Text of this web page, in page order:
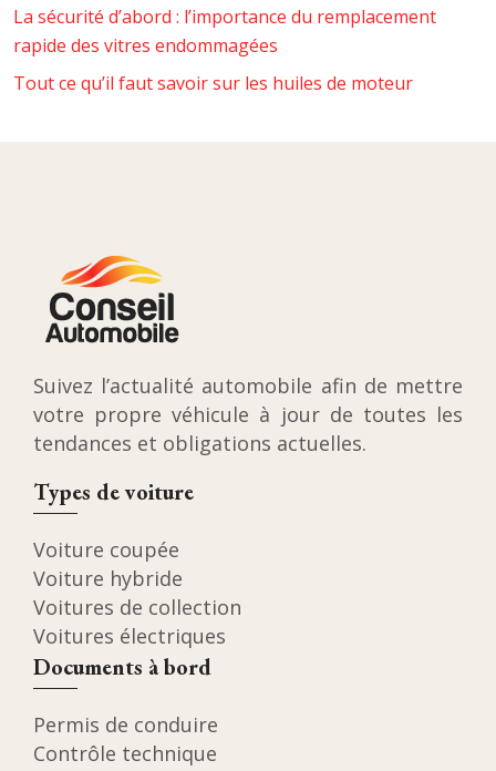
La sécurité d’abord : l’importance du remplacement
rapide des vitres endommagées
Tout ce qu’il faut savoir sur les huiles de moteur
Suivez l’actualité automobile afin de mettre
votre propre véhicule à jour de toutes les
tendances et obligations actuelles.
Types de voiture
Voiture coupée
Voiture hybride
Voitures de collection
Voitures électriques
Documents à bord
Permis de conduire
Contrôle technique